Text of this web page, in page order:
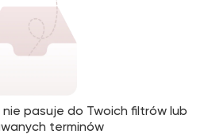
nie pasuje do Twoich filtrów lub
terminów